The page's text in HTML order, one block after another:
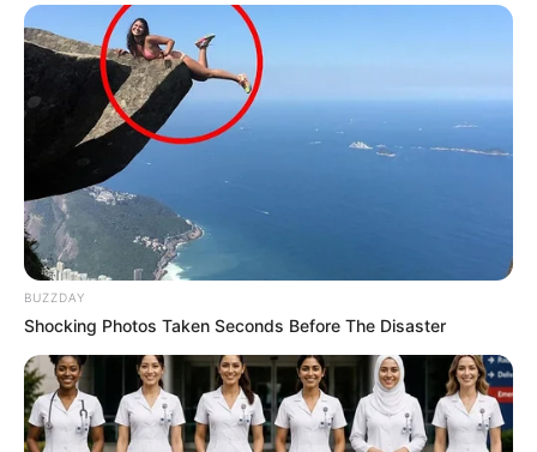
DESTAQUES
FACEBOOK
DESTAQUES DA SEMANA
visitas que nunca aconteceram.
Motos e bicicletas para ACS e ACE: veja o
passo a passo para conseguir o benefício.
BUZZDAY
Shocking Photos Taken Seconds Before The Disaster